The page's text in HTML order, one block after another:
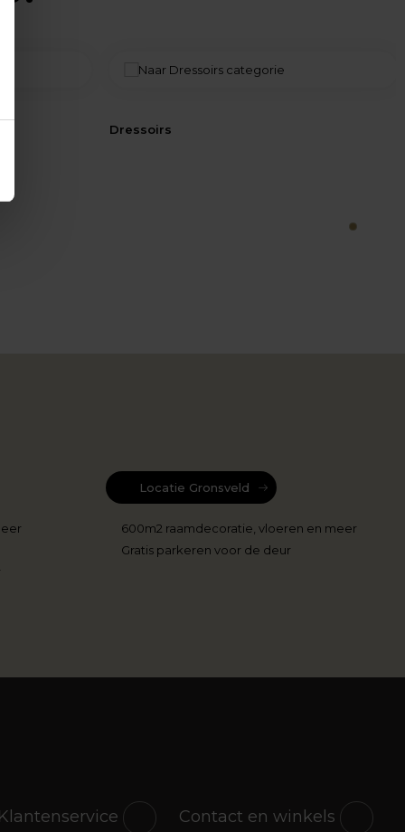
Dressoirs
1
Locatie Gronsveld
600m2 raamdecoratie, vloeren en meer
Gratis parkeren voor de deur
Contact en winkels